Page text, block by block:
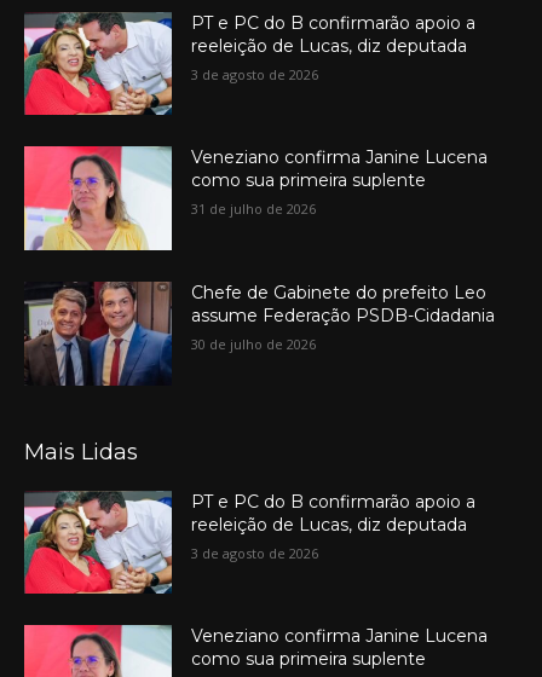
PT e PC do B confirmarão apoio a
reeleição de Lucas, diz deputada
3 de agosto de 2026
Veneziano confirma Janine Lucena
como sua primeira suplente
31 de julho de 2026
Chefe de Gabinete do prefeito Leo
assume Federação PSDB-Cidadania
30 de julho de 2026
Mais Lidas
PT e PC do B confirmarão apoio a
reeleição de Lucas, diz deputada
3 de agosto de 2026
Veneziano confirma Janine Lucena
como sua primeira suplente